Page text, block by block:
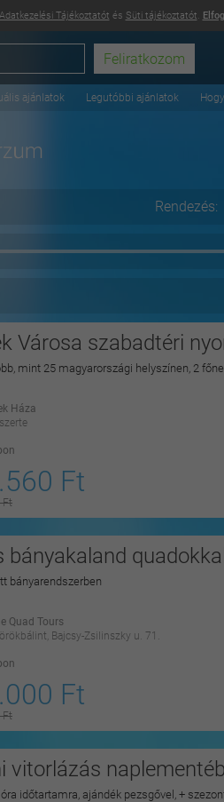
Adatkezelési Tájékoztatót és Süti tájékoztatót.
ajánlatok Legutóbbi ajánlatok
Rendezés:
Városa szabadtéri
mint 25 magyarországi helyszínen, 2
Háza
Ft
Ft
bányakaland
bányarendszerben
Quad Tours
Bajcsy-Zsilinszky u. 71.
Ft
Ft
vitorlázás
időtartamra, ajándék pezsgővel, +